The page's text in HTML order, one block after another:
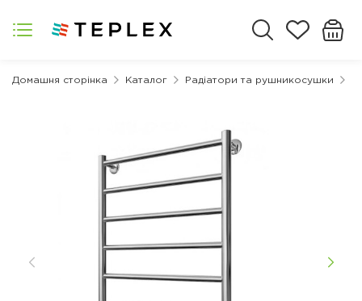
Домашня сторінка Каталог Радіатори та рушникосушки